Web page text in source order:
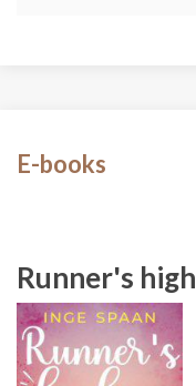
E-books
Runner's high